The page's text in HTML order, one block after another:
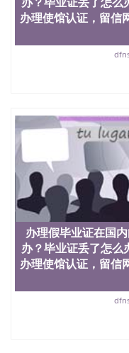
办理使馆认证，留信
办理假毕业证在国
办？毕业证丢了怎
办理使馆认证，留信